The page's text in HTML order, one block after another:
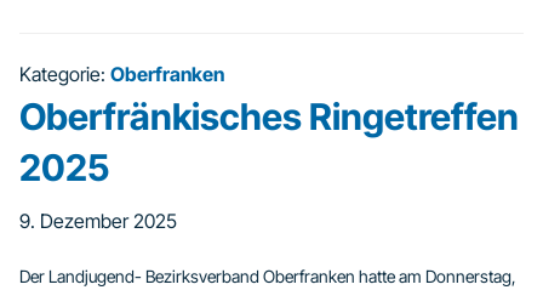
Kategorie: Oberfranken
Oberfränkisches Ringetreffen
2025
9. Dezember 2025
Der Landjugend- Bezirksverband Oberfranken hatte am Donnerstag,